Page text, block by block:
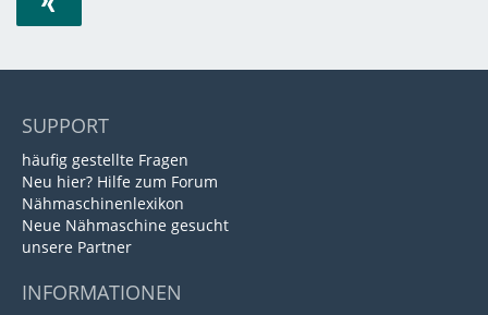
SUPPORT
häufig gestellte Fragen
Neu hier? Hilfe zum Forum
Nähmaschinenlexikon
Neue Nähmaschine gesucht
unsere Partner
INFORMATIONEN